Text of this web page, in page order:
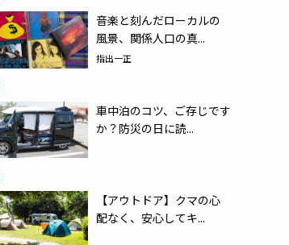
音楽と刻んだローカルの
風景、関係人口の真...
指出一正
車中泊のコツ、ご存じです
か？防災の日に読...
【アウトドア】クマの心
配なく、安心してキ...